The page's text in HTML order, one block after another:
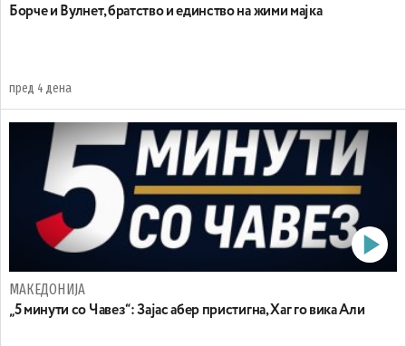
Борче и Вулнет, братство и единство на жими мајка
пред 4 дена
МАКЕДОНИЈА
„5 минути со Чавез“: Зајас абер пристигна, Хаг го вика Али